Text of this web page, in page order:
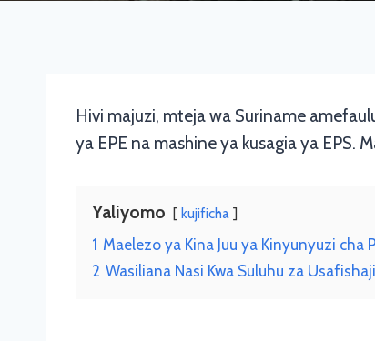
Hivi majuzi, mteja wa Suriname
ya EPE na mashine ya kusagia ya EPS.
Yaliyomo kujificha
1 Maelezo ya Kina Juu ya Kinyunyuzi cha
2 Wasiliana Nasi Kwa Suluhu za